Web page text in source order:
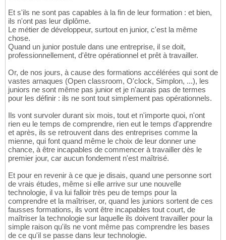
Et s'ils ne sont pas capables à la fin de leur formation : et bien,
ils n'ont pas leur diplôme.
Le métier de développeur, surtout en junior, c'est la même
chose.
Quand un junior postule dans une entreprise, il se doit,
professionnellement, d'être opérationnel et prêt à travailler.
Or, de nos jours, à cause des formations accélérées qui sont de
vastes arnaques (Open classroom, O'clock, Simplon, ...), les
juniors ne sont même pas junior et je n'aurais pas de termes
pour les définir : ils ne sont tout simplement pas opérationnels.
Ils vont survoler durant six mois, tout et n'importe quoi, n'ont
rien eu le temps de comprendre, rien eut le temps d'apprendre
et après, ils se retrouvent dans des entreprises comme la
mienne, qui font quand même le choix de leur donner une
chance, à être incapables de commencer à travailler dès le
premier jour, car aucun fondement n'est maîtrisé.
Et pour en revenir à ce que je disais, quand une personne sort
de vrais études, même si elle arrive sur une nouvelle
technologie, il va lui falloir très peu de temps pour la
comprendre et la maîtriser, or, quand les juniors sortent de ces
fausses formations, ils vont être incapables tout court, de
maîtriser la technologie sur laquelle ils doivent travailler pour la
simple raison qu'ils ne vont même pas comprendre les bases
de ce qu'il se passe dans leur technologie.